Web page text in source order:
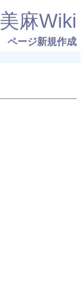
美麻Wiki
ページ新規作成